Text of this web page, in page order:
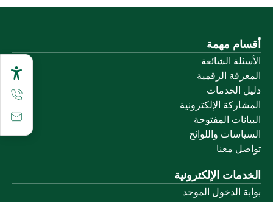
أقسام مهمة
الأسئلة الشائعة
المعرفة الرقمية
دليل الخدمات
المشاركة الإلكترونية
البيانات المفتوحة
السياسات واللوائح
تواصل معنا
الخدمات الإلكترونية
بوابة الدخول الموحد